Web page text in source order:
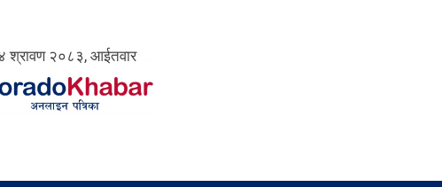
श्रावण २०८३, आईतवार